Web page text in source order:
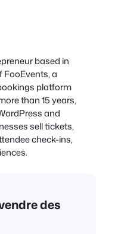
based in
FooEvents, a
platform
than 15 years,
and
sell tickets,
check-ins,
des